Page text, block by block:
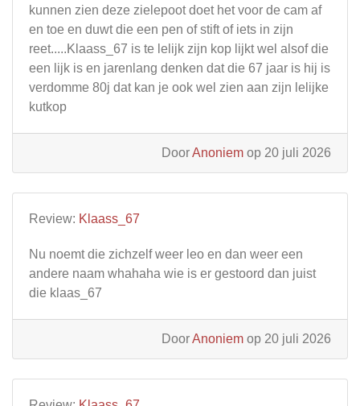
kunnen zien deze zielepoot doet het voor de cam af
en toe en duwt die een pen of stift of iets in zijn
reet.....Klaass_67 is te lelijk zijn kop lijkt wel alsof die
een lijk is en jarenlang denken dat die 67 jaar is hij is
verdomme 80j dat kan je ook wel zien aan zijn lelijke
kutkop
DoorAnoniem op 20 juli 2026
Review: Klaass_67
Nu noemt die zichzelf weer leo en dan weer een
andere naam whahaha wie is er gestoord dan juist
die klaas_67
DoorAnoniem op 20 juli 2026